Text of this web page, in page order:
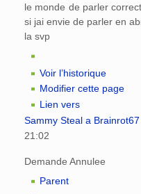
le monde de parler
si jai envie de parler en
la svp
Voir l’historique
Modifier cette page
Lien vers
Sammy Steal a Brainrot67
21:02
Demande Annulee
Parent